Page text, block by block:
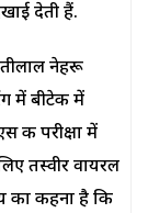
देती हैं.
नेहरू
में बीटेक में
की परीक्षा में
तस्वीर वायरल
का कहना है कि